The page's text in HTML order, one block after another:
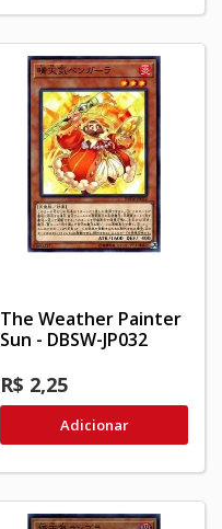
The Weather Painter
Sun - DBSW-JP032
R$ 2,25
Adicionar